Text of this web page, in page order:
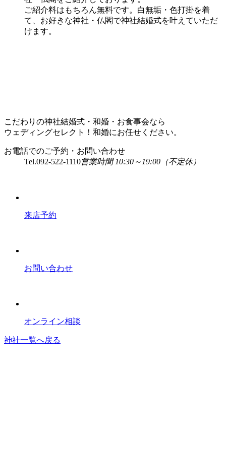
ご紹介料はもちろん無料です。白無垢・色打掛を着
て、お好きな神社・仏閣で神社結婚式を叶えていただ
けます。
こだわりの神社結婚式・和婚・お食事会なら
ウェディングセレクト！和婚にお任せください。
お電話でのご予約・お問い合わせ
Tel.092-522-1110営業時間 10:30～19:00（不定休）
来店予約
お問い合わせ
オンライン相談
神社一覧へ戻る